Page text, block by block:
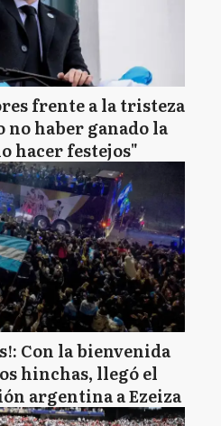
frente a la tristeza
no haber ganado la
hacer festejos"
Con la bienvenida
hinchas, llegó el
argentina a Ezeiza